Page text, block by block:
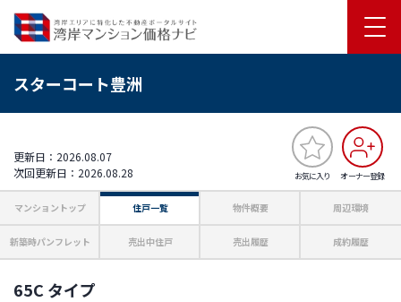
スターコート豊洲
お気に入り オーナー登録
更新日：2026.08.07
次回更新日：2026.08.28
マンショントップ 住戸一覧 物件概要 周辺環境
新築時パンフレット 売出中住戸 売出履歴 成約履歴
65C タイプ